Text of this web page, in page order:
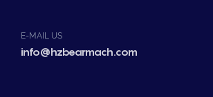
E-MAIL US
info@hzbearmach.com